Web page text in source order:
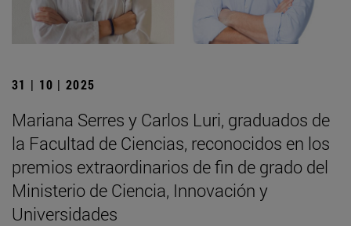
31 | 10 | 2025
Mariana Serres y Carlos Luri, graduados de
la Facultad de Ciencias, reconocidos en los
premios extraordinarios de fin de grado del
Ministerio de Ciencia, Innovación y
Universidades